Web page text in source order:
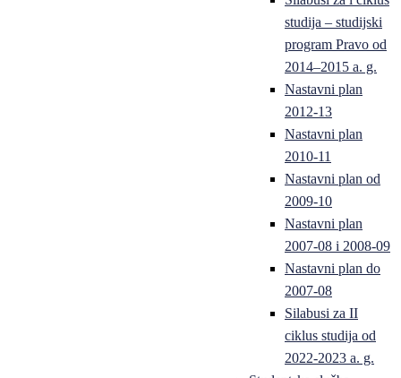
studija – studijski
program Pravo od
2014–2015 a. g.
Nastavni plan
2012-13
Nastavni plan
2010-11
Nastavni plan od
2009-10
Nastavni plan
2007-08 i 2008-09
Nastavni plan do
2007-08
Silabusi za II
ciklus studija od
2022-2023 a. g.